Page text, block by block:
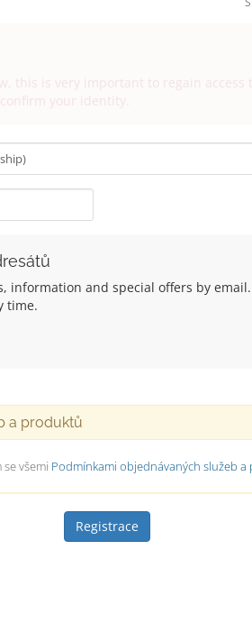
this is very important to regain access
your identity.
information and special offers by
time.
a produktů
všemi Podmínkami objednávaných služeb a